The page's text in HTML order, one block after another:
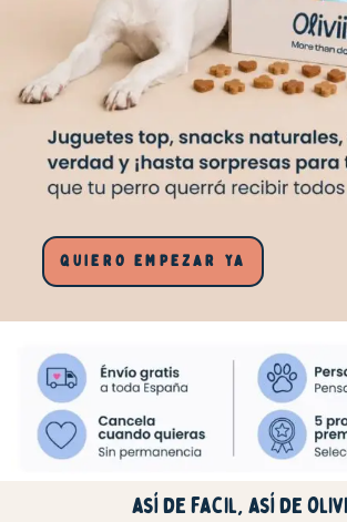
QUIERO EMPEZAR YA
así de facil, así de